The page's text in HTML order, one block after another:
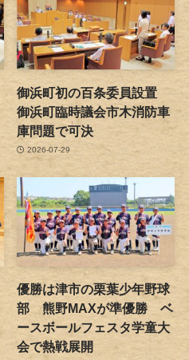
御浜町初の百条委員設置
御浜町臨時議会市木消防車
庫問題で可決
2026-07-29
優勝は津市の栗葉少年野球
部 熊野MAXが準優勝 ベ
ースボールフェスタ学童大
会で熱戦展開